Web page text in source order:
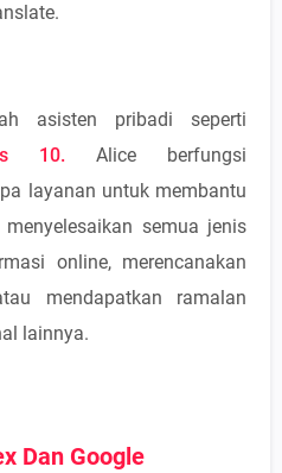
asisten pribadi seperti
10. Alice berfungsi
layanan untuk membantu
semua jenis
online, merencanakan
mendapatkan ramalan
lainnya.
Dan Google